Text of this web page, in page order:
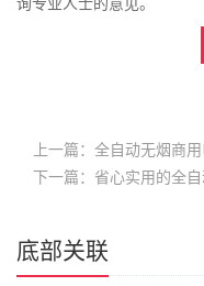
询专业人士的意见。
上一篇：全自动无烟商
下一篇：​省心实用的全
底部关联